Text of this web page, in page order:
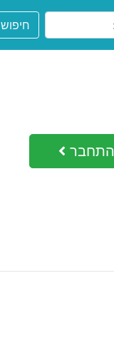
חיפוש
התחבר